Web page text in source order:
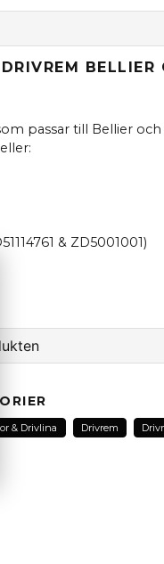
passar till Bellier och
& ZD5001001)
produkt...
& Drivlina Drivrem